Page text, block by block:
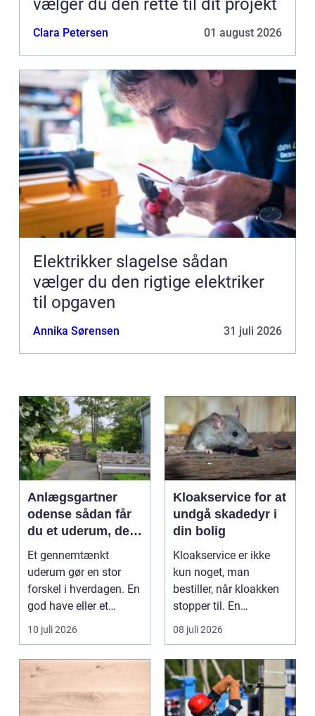
vælger du den rette til dit projekt
Clara Petersen 01 august 2026
Elektrikker slagelse sådan
vælger du den rigtige elektriker
til opgaven
Annika Sørensen 31 juli 2026
Anlægsgartner
odense sådan får
du et uderum, der
holder i mange år
Et gennemtænkt
uderum gør en stor
forskel i hverdagen. En
god have eller et
velplejet fællesareal
gi...
10 juli 2026
Kloakservice for at
undgå skadedyr i
din bolig
Kloakservice er ikke
kun noget, man
bestiller, når kloakken
stopper til. En
systematisk gennem...
08 juli 2026